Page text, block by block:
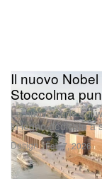
Design
Il nuovo
Stoccolma
La nuova sede sul
in legno dedicato a
Feb 7, 2026